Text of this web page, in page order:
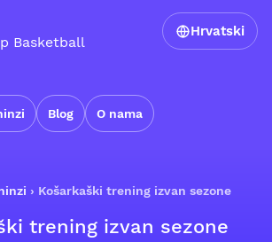
Basketball
Blog O nama
Hrvatski
› Košarkaški trening izvan sezone
trening izvan sezone